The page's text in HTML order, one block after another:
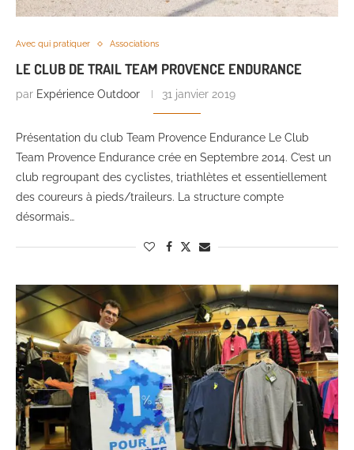
Avec qui pratiquer Associations
LE CLUB DE TRAIL TEAM PROVENCE ENDURANCE
par Expérience Outdoor 31 janvier 2019
Présentation du club Team Provence Endurance Le Club
Team Provence Endurance crée en Septembre 2014. C’est un
club regroupant des cyclistes, triathlètes et essentiellement
des coureurs à pieds/traileurs. La structure compte
désormais…